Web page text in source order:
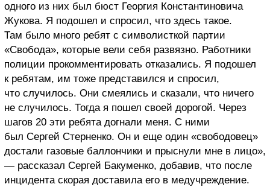
одного из них был бюст Георгия Константиновича
Жукова. Я подошел и спросил, что здесь такое.
Там было много ребят с символисткой партии
«Свобода», которые вели себя развязно. Работники
полиции прокомментировать отказались. Я подошел
к ребятам, им тоже представился и спросил,
что случилось. Они смеялись и сказали, что ничего
не случилось. Тогда я пошел своей дорогой. Через
шагов 20 эти ребята догнали меня. С ними
был Сергей Стерненко. Он и еще один «свободовец»
достали газовые баллончики и прыснули мне в лицо»,
— рассказал Сергей Бакуменко, добавив, что после
инцидента скорая доставила его в медучреждение.